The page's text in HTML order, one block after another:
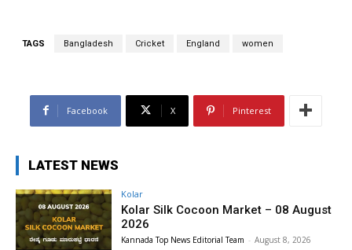
TAGS Bangladesh Cricket England women
Facebook X Pinterest
LATEST NEWS
Kolar
Kolar Silk Cocoon Market – 08 August
2026
Kannada Top News Editorial Team - August 8, 2026